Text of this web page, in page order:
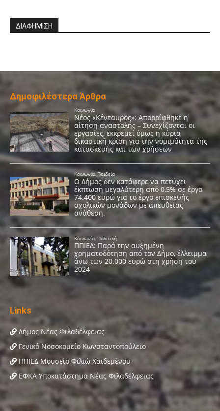
ΔΙΑΦΗΜΙΣΗ
Δημοφιλέστερα Άρθρα
Links
Δήμος Νέας Φιλαδέλφειας
Γενικό Νοσοκομείο Κωνσταντοπούλειο
ΠΠΙΕΔ Μουσείο Φιλιώ Χαϊδεμένου
ΕΦΚΑ Υποκατάστημα Νέας Φιλαδέλφειας